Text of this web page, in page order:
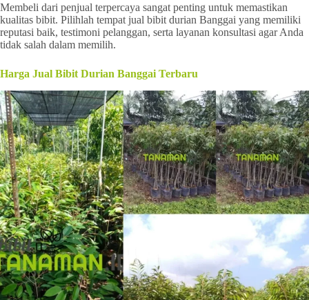
Membeli dari penjual terpercaya sangat penting untuk memastikan
kualitas bibit. Pilihlah tempat jual bibit durian Banggai yang memiliki
reputasi baik, testimoni pelanggan, serta layanan konsultasi agar Anda
tidak salah dalam memilih.
Harga Jual Bibit Durian Banggai Terbaru